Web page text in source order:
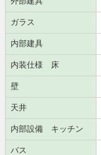
ガラス
内部建具
内装仕様 床
壁
天井
内部設備 キッチン
バス